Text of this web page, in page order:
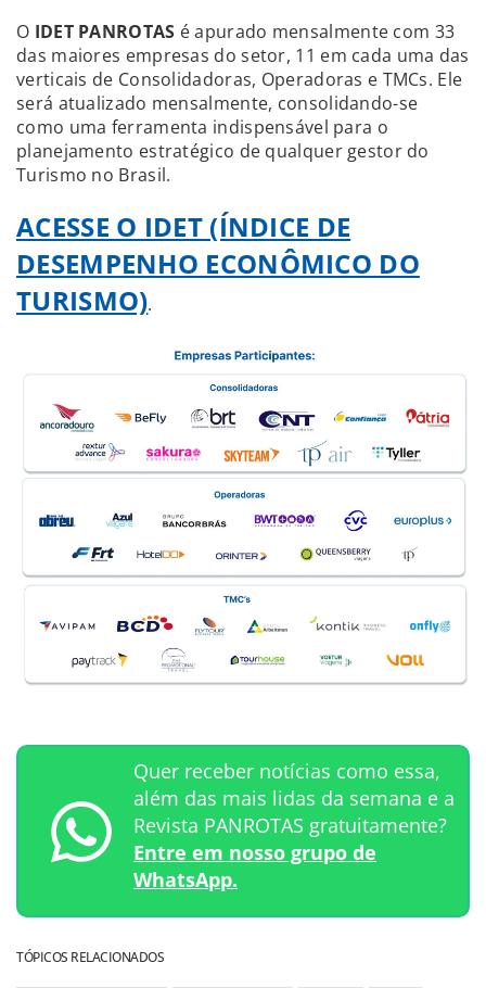
O IDET PANROTAS é apurado mensalmente com 33
das maiores empresas do setor, 11 em cada uma das
verticais de Consolidadoras, Operadoras e TMCs. Ele
será atualizado mensalmente, consolidando-se
como uma ferramenta indispensável para o
planejamento estratégico de qualquer gestor do
Turismo no Brasil.
ACESSE O IDET (ÍNDICE DE
DESEMPENHO ECONÔMICO DO
TURISMO).
Quer receber notícias como essa,
além das mais lidas da semana e a
Revista PANROTAS gratuitamente?
Entre em nosso grupo de
WhatsApp.
TÓPICOS RELACIONADOS